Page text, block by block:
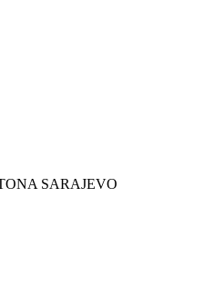
SARAJEVO